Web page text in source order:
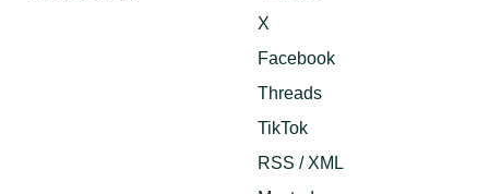
X
Facebook
Threads
TikTok
RSS / XML